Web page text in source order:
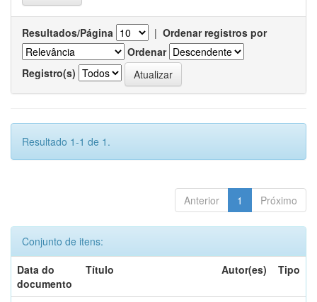
Resultados/Página | Ordenar registros por
Ordenar
Registro(s)
Resultado 1-1 de 1.
Anterior 1 Próximo
Conjunto de itens:
Data do
documento
Título Autor(es) Tipo